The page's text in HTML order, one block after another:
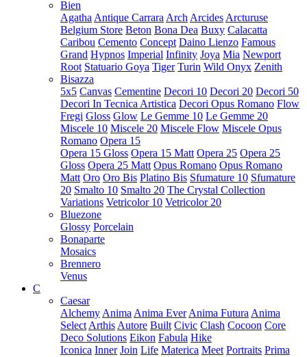
Bien
Agatha Antique Carrara Arch Arcides Arcturuse
Belgium Store Beton Bona Dea Buxy Calacatta
Caribou Cemento Concept Daino Lienzo Famous
Grand Hypnos Imperial Infinity Joya Mia Newport
Root Statuario Goya Tiger Turin Wild Onyx Zenith
Bisazza
5x5 Canvas Cementine Decori 10 Decori 20 Decori 50
Decori In Tecnica Artistica Decori Opus Romano Flow
Fregi Gloss Glow Le Gemme 10 Le Gemme 20
Miscele 10 Miscele 20 Miscele Flow Miscele Opus
Romano Opera 15
Opera 15 Gloss Opera 15 Matt Opera 25 Opera 25
Gloss Opera 25 Matt Opus Romano Opus Romano
Matt Oro Oro Bis Platino Bis Sfumature 10 Sfumature
20 Smalto 10 Smalto 20 The Crystal Collection
Variations Vetricolor 10 Vetricolor 20
Bluezone
Glossy Porcelain
Bonaparte
Mosaics
Brennero
Venus
C
Caesar
Alchemy Anima Anima Ever Anima Futura Anima
Select Arthis Autore Built Civic Clash Cocoon Core
Deco Solutions Eikon Fabula Hike
Iconica Inner Join Life Materica Meet Portraits Prima